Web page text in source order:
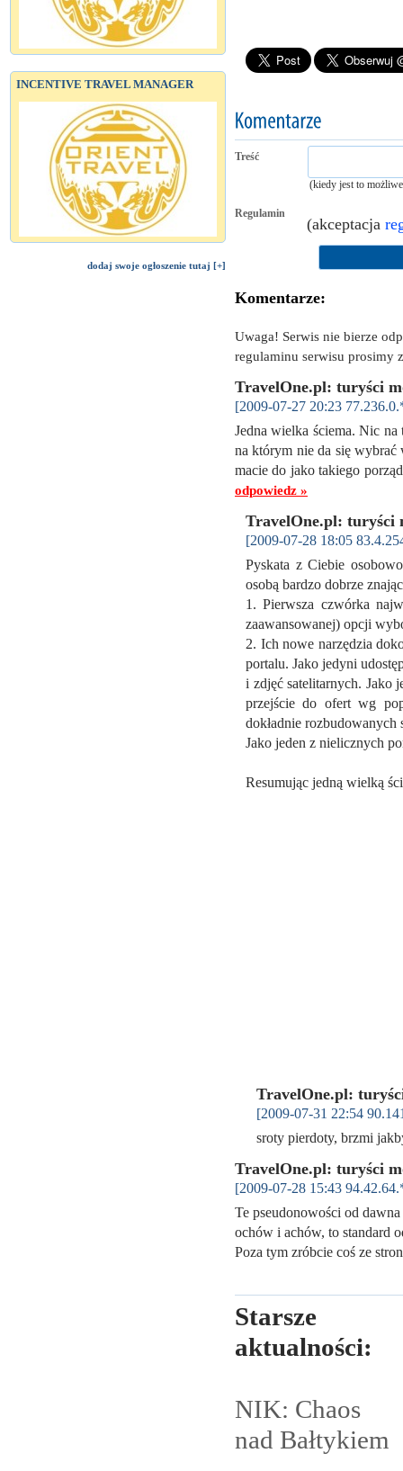
INCENTIVE TRAVEL MANAGER
dodaj swoje ogłoszenie tutaj [+]
Treść
(kiedy jest to
Regulamin
(akceptacja
Komentarze:
Uwaga! Serwis nie bierze
regulaminu serwisu prosimy
TravelOne.pl: turyści
[2009-07-27 20:23
Jedna wielka ściema. Nic
na którym nie da się
macie do jako takiego
odpowiedz »
TravelOne.pl: turyści
[2009-07-28 18:05
Pyskata z Ciebie
osobą bardzo dobrze
1. Pierwsza czwórka
zaawansowanej) opcji
2. Ich nowe narzędzia
portalu. Jako jedyni
i zdjęć satelitarnych. Jako
przejście do ofert wg
dokładnie
Jako jeden z nielicznych
Resumując jedną wielką
TravelOne.pl:
[2009-07-31 22:54
sroty pierdoty, brzmi
TravelOne.pl: turyści
[2009-07-28 15:43
Te pseudonowości od
ochów i achów, to standard
Poza tym zróbcie coś ze
Starsze
aktualności:
NIK: Chaos
nad Bałtykiem